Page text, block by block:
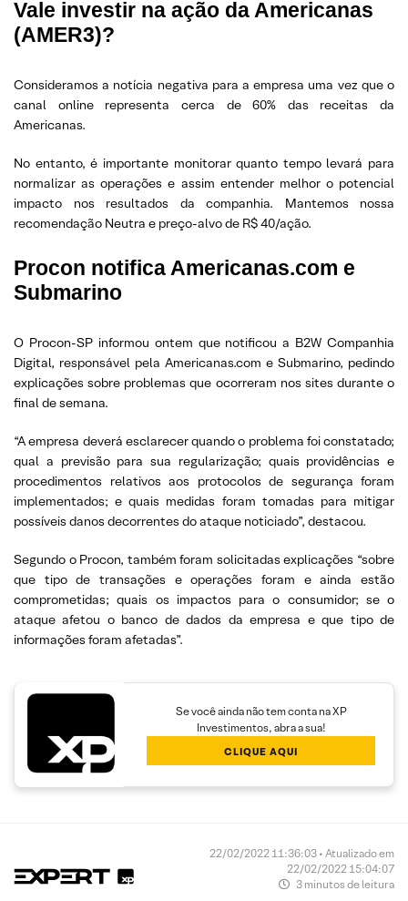
Vale investir na ação da Americanas
(AMER3)?
Consideramos a notícia negativa para a empresa uma vez que o
canal online representa cerca de 60% das receitas da
Americanas.
No entanto, é importante monitorar quanto tempo levará para
normalizar as operações e assim entender melhor o potencial
impacto nos resultados da companhia. Mantemos nossa
recomendação Neutra e preço-alvo de R$ 40/ação.
Procon notifica Americanas.com e
Submarino
O Procon-SP informou ontem que notificou a B2W Companhia
Digital, responsável pela Americanas.com e Submarino, pedindo
explicações sobre problemas que ocorreram nos sites durante o
final de semana.
“A empresa deverá esclarecer quando o problema foi constatado;
qual a previsão para sua regularização; quais providências e
procedimentos relativos aos protocolos de segurança foram
implementados; e quais medidas foram tomadas para mitigar
possíveis danos decorrentes do ataque noticiado”, destacou.
Segundo o Procon, também foram solicitadas explicações “sobre
que tipo de transações e operações foram e ainda estão
comprometidas; quais os impactos para o consumidor; se o
ataque afetou o banco de dados da empresa e que tipo de
informações foram afetadas”.
Se você ainda não tem conta na XP
Investimentos, abra a sua!
CLIQUE AQUI
22/02/2022 11:36:03 • Atualizado em
22/02/2022 15:04:07
3 minutos de leitura